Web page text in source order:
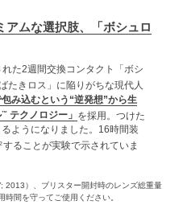
アムな選択肢、「ボシュロ
た2週間交換コンタクト「ボシ
たきロス」に陥りがちな現代人
み込むという“逆発想”から生
™テクノロジー」 を採用。つけた
ようになりました。16時間装
することが実験で示されていま
2013）、ブリスター開封時のレンズ総重量
間を守ってご使用ください。